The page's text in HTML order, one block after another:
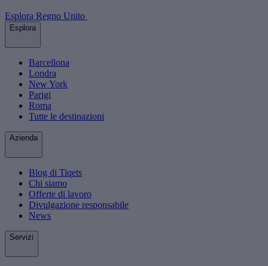
Esplora Regno Unito
Esplora
Barcellona
Londra
New York
Parigi
Roma
Tutte le destinazioni
Azienda
Blog di Tiqets
Chi siamo
Offerte di lavoro
Divulgazione responsabile
News
Servizi